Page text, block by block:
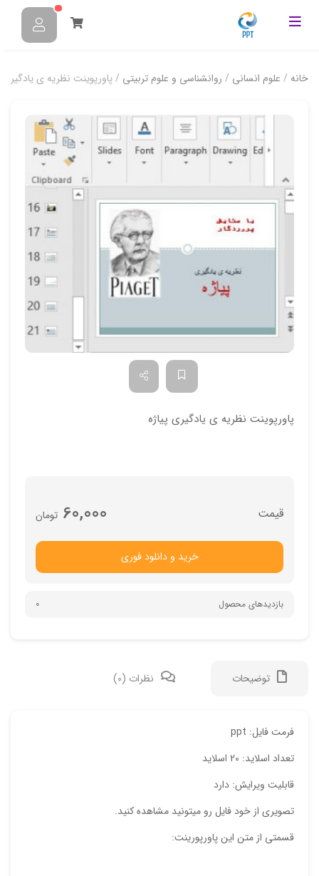
خانه / علوم انسانی / روانشناسی و علوم تربیتی / پاورپوینت نظریه ی یادگیری
پاورپوینت نظریه ی یادگیری پیاژه
تومان 60,000
خرید و دانلود فوری
بازدیدهای محصول 0
توضیحات نظرات (0)
فرمت فایل: ppt
تعداد اسلاید: 20 اسلاید
قابلیت ویرایش: دارد
تصویری از خود فایل رو میتونید مشاهده کنید.
قسمتی از متن این پاورپورینت: